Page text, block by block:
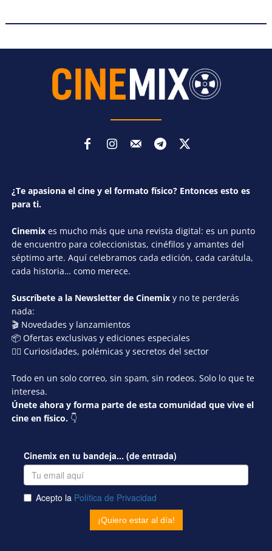
¿Te apasiona el cine y el formato físico? Entonces esto es
para ti.
Cinemix es mucho más que una revista digital: es un punto
de encuentro para coleccionistas, cinéfilos y amantes del
séptimo arte. Aquí celebramos cada edición, cada carátula,
cada historia… como merece.
Suscríbete a la Newsletter de Cinemix y no te perderás
nada:
🎬 Novedades y lanzamientos
📦 Ofertas exclusivas y ediciones especiales
🕵️‍♂️ Curiosidades, polémicas y secretos del sector
Todo en un solo correo, sin spam, sin rodeos. Solo lo que te
interesa.
Únete ahora y forma parte de esta comunidad que vive el
cine en físico. 👇